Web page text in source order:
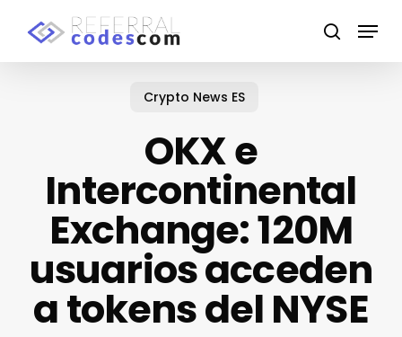
search
Menu
Crypto News ES
OKX e
Intercontinental
Exchange: 120M
usuarios acceden
a tokens del NYSE